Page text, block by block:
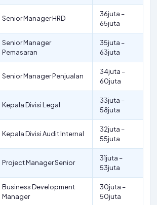
Senior Manager HRD
36juta –
65juta
Senior Manager
Pemasaran
35juta –
63juta
Senior Manager Penjualan
34juta –
60juta
Kepala Divisi Legal
33juta –
58juta
Kepala Divisi Audit Internal
32juta –
55juta
Project Manager Senior
31juta –
53juta
Business Development
Manager
30juta –
50juta